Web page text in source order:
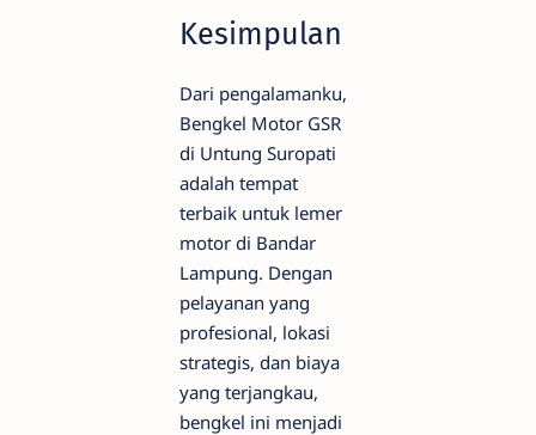
Kesimpulan
Dari pengalamanku,
Bengkel Motor GSR
di Untung Suropati
adalah tempat
terbaik untuk lemer
motor di Bandar
Lampung. Dengan
pelayanan yang
profesional, lokasi
strategis, dan biaya
yang terjangkau,
bengkel ini menjadi